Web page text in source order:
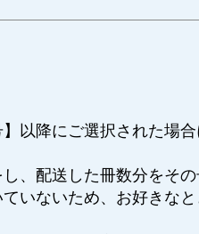
以降にご選択された場
、配送した冊数分をそ
いないため、お好きな